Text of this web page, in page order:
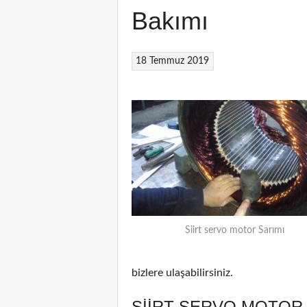
Bakımı
18 Temmuz 2019
Siirt servo motor Sarımı
bizlere ulaşabilirsiniz.